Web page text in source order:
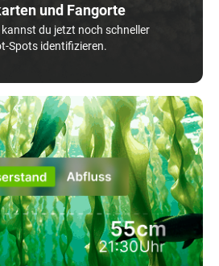
und Fangorte
du jetzt noch schneller
Spots identifizieren.